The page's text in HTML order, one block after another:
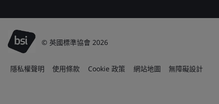
© 英國標準協會 2026
隱私權聲明 使用條款 Cookie 政策 網站地圖 無障礙設計